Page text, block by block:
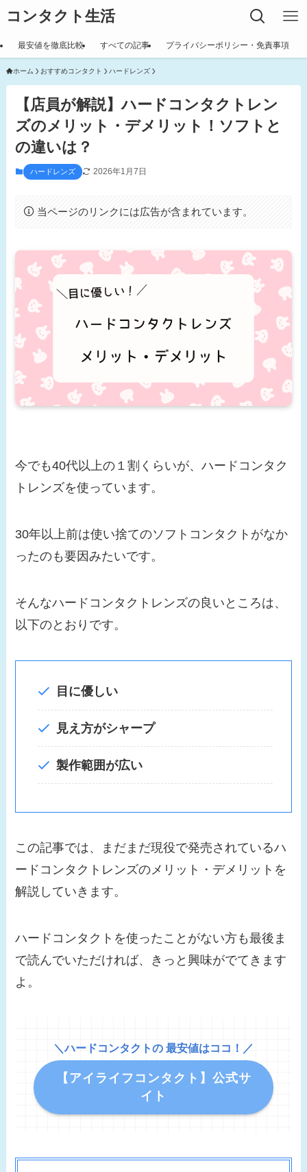
コンタクト生活
最安値を徹底比較 すべての記事 プライバシーポリシー・免責事項
ホーム おすすめコンタクト ハードレンズ
【店員が解説】ハードコンタクトレン
ズのメリット・デメリット！ソフトと
の違いは？
ハードレンズ 2026年1月7日
当ページのリンクには広告が含まれています。
今でも40代以上の１割くらいが、ハードコンタク
トレンズを使っています。
30年以上前は使い捨てのソフトコンタクトがなか
ったのも要因みたいです。
そんなハードコンタクトレンズの良いところは、
以下のとおりです。
目に優しい
見え方がシャープ
製作範囲が広い
この記事では、まだまだ現役で発売されているハ
ードコンタクトレンズのメリット・デメリットを
解説していきます。
ハードコンタクトを使ったことがない方も最後ま
で読んでいただければ、きっと興味がでてきます
よ。
＼ハードコンタクトの 最安値はココ！／
【アイライフコンタクト】公式サ
イト